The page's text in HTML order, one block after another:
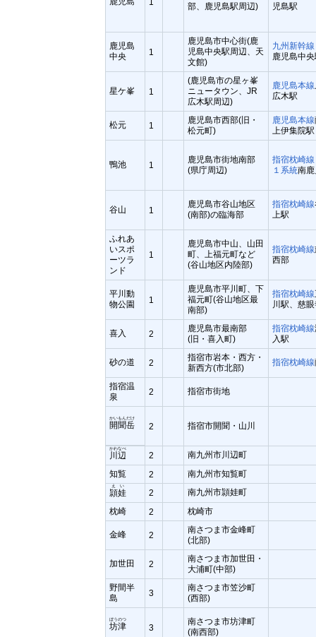
部、鹿児島駅周辺) 児島駅
鹿児島
中央
1
鹿児島市中心街(鹿
児島中央駅周辺、天
文館)
九州新幹線
鹿児島中
星ケ峯 1
(鹿児島市の星ヶ峯
ニュータウン、JR
広木駅周辺)
鹿児島本線
広木駅
松元 1
鹿児島市西部(旧・
松元町)
鹿児島本線
上伊集院駅
鴨池 1
鹿児島市街地南部
(県庁周辺)
指宿枕崎線
１系統南
谷山 1
鹿児島市谷山地区
(南部)の臨海部
指宿枕崎線
上駅
ふれあ
いスポ
ーツラ
ンド
1
鹿児島市中山、山田
町、上福元町など
(谷山地区内陸部)
指宿枕崎線
西部
平川動
物公園
1
鹿児島市平川町、下
福元町(谷山地区最
南部)
指宿枕崎線
川駅、慈
喜入 2
鹿児島市最南部
(旧・喜入町)
指宿枕崎線
入駅
砂の道 2
指宿市岩本・西方・
新西方(市北部)
指宿枕崎線
指宿温
泉
2 指宿市街地
開聞岳
かいもんだけ
2 指宿市開聞・山川
川辺
かわなべ
2 南九州市川辺町
知覧 2 南九州市知覧町
頴娃
えい
2 南九州市頴娃町
枕崎 2 枕崎市
金峰 2
南さつま市金峰町
(北部)
加世田 2
南さつま市加世田・
大浦町(中部)
野間半
島
3
南さつま市笠沙町
(西部)
坊津
ぼうのつ
3
南さつま市坊津町
(南西部)